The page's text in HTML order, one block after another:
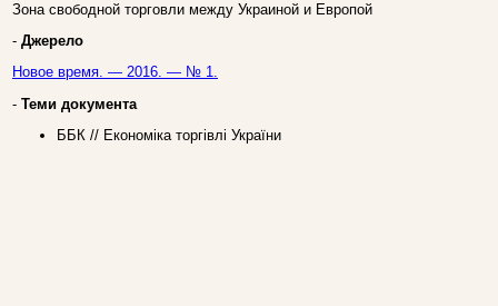
Зона свободной торговли между Украиной и Европой
- Джерело
Новое время. — 2016. — № 1.
- Теми документа
ББК // Економіка торгівлі України